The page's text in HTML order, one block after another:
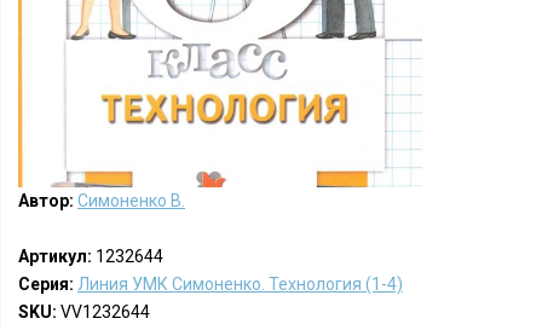
Автор: Симоненко В.
Артикул: 1232644
Серия: Линия УМК Симоненко. Технология (1-4)
SKU: VV1232644